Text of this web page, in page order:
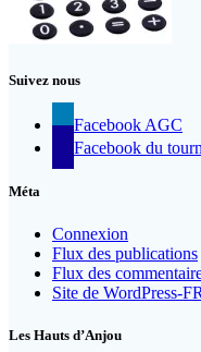
Suivez nous
Facebook AGC
Facebook du
Méta
Connexion
Flux des publications
Flux des
Site de WordPress-FR
Les Hauts d’Anjou